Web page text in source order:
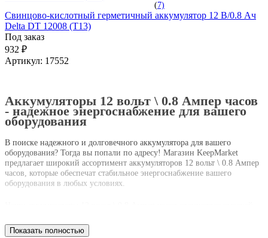
(7)
Свинцово-кислотный герметичный аккумулятор 12 В/0.8 Ач
Delta DT 12008 (T13)
Под заказ
932 ₽
Артикул: 17552
Аккумуляторы 12 вольт \ 0.8 Ампер часов
- надежное энергоснабжение для вашего
оборудования
В поиске надежного и долговечного аккумулятора для вашего
оборудования? Тогда вы попали по адресу! Магазин KeepMarket
предлагает широкий ассортимент аккумуляторов 12 вольт \ 0.8 Ампер
часов, которые обеспечат стабильное энергоснабжение вашего
оборудования в любых условиях.
Благодаря надежной конструкции и использованию качественных
материалов, они обладают долгим сроком службы и высокой степенью
Показать полностью